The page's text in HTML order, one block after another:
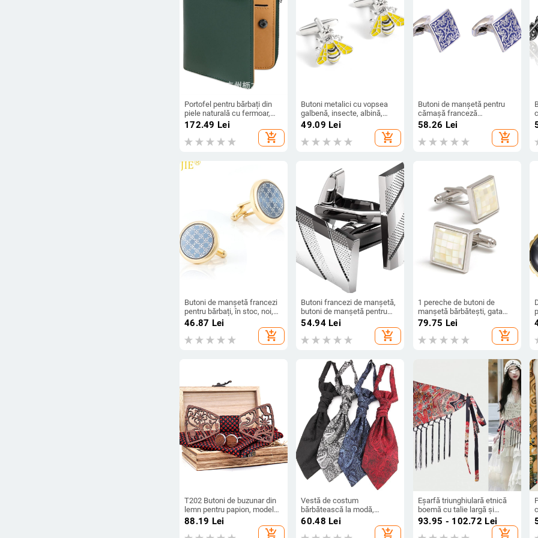
Portofel pentru bărbați din
piele naturală cu fermoar,
piele de primă calitate,
rezistent la apă, anti-furt
172.49 Lei
add_shopping_cart
Butoni metalici cu vopsea
galbenă, insecte, albină,
comerț exterior, butoni de
cămașă franceză pentru
bărbați, en-gros
49.09 Lei
add_shopping_cart
Butoni de manșetă pentru
cămașă franceză
bărbătească, model retro,
vânzare fierbinte, butoni de
manșetă 182
58.26 Lei
add_shopping_cart
Butoni de manșetă francezi
pentru bărbați, în stoc, noi,
placați cu aur electrolizat,
accesorii cu cip CD, butoni
metalici epoxidici, comerț
46.87 Lei
add_shopping_cart
Butoni francezi de manșetă,
butoni de manșetă pentru
comerț exterior, butoni
dreptunghiulari twill, butoni
metalici pentru bărbați cu
54.94Lei
add_shopping_cart
1 pereche de butoni de
manșetă bărbătești, gata
confecționați, accesibili
transfrontalieri, cu design
simplu de lux, cu model de
scoici, pătrați, din argint
79.75 Lei
add_shopping_cart
T202 Butoni de buzunar din
lemn pentru papion, model
manual, cu goluri, pentru
prosoape, set de papion de
88.19 Lei
add_shopping_cart
Vestă de costum
bărbătească la modă,
cravată dublă, cravată cu
nod Hong Kong, la modă,
60.48 Lei
add_shopping_cart
Eșarfă triunghiulară etnică
boemă cu talie largă și
ciucure de înaltă calitate,
dansatoare hip-hop, la modă,
93.95 - 102.72 Lei
add_shopping_cart